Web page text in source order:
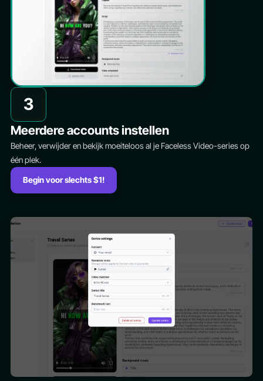
3
Meerdere accounts instellen
Beheer, verwijder en bekijk moeiteloos al je Faceless Video-series op
één plek.
Begin voor slechts $1!